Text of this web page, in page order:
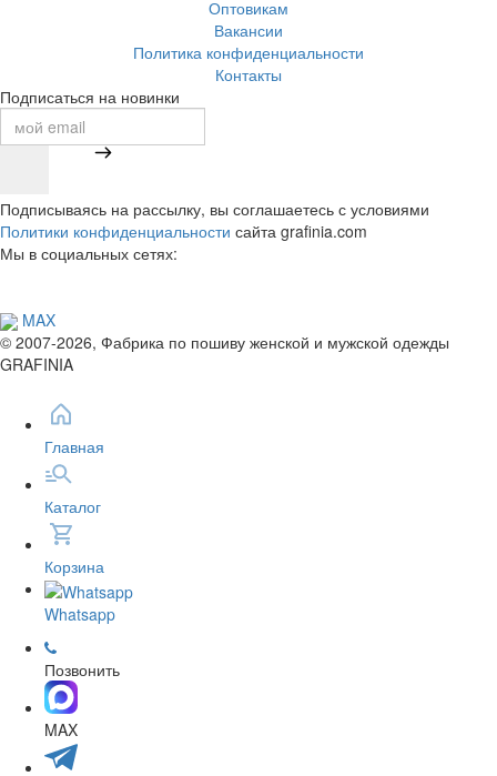
Оптовикам
Вакансии
Политика конфиденциальности
Контакты
Подписаться на новинки
Подписываясь на рассылку, вы соглашаетесь с условиями
Политики конфиденциальности сайта grafinia.com
Мы в социальных сетях:
MAX
© 2007-2026, Фабрика по пошиву женской и мужской одежды
GRAFINIA
Главная
Каталог
Корзина
Whatsapp
Позвонить
MAX